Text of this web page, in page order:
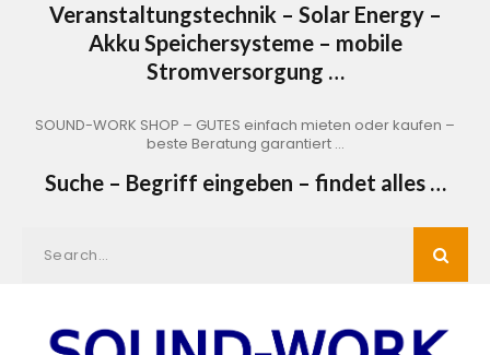
Veranstaltungstechnik – Solar Energy –
Akku Speichersysteme – mobile
Stromversorgung …
SOUND-WORK SHOP – GUTES einfach mieten oder kaufen –
beste Beratung garantiert …
Suche – Begriff eingeben – findet alles …